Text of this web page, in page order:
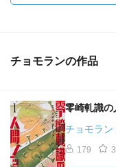
チョモランの作品
零崎軋識
チョモラン
179